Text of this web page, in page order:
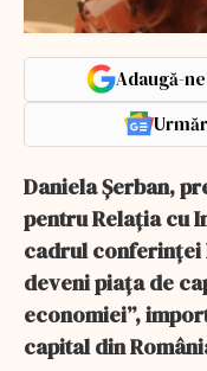
Adaugă-
Daniela Șerban,
pentru Relația cu
cadrul conferinței
deveni piața de
economiei”,
capital din